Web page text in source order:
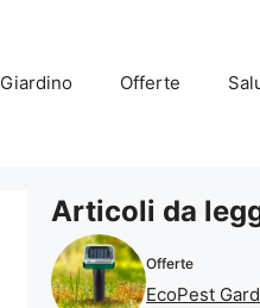
Giardino Offerte
Articoli da
Offerte
EcoPest